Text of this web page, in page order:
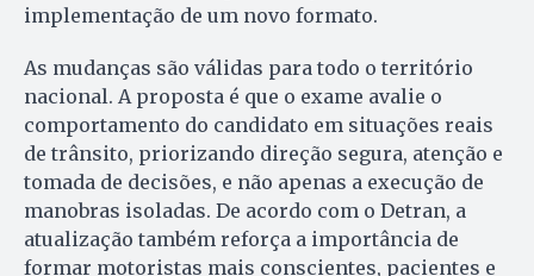
implementação de um novo formato.
As mudanças são válidas para todo o território
nacional. A proposta é que o exame avalie o
comportamento do candidato em situações reais
de trânsito, priorizando direção segura, atenção e
tomada de decisões, e não apenas a execução de
manobras isoladas. De acordo com o Detran, a
atualização também reforça a importância de
formar motoristas mais conscientes, pacientes e